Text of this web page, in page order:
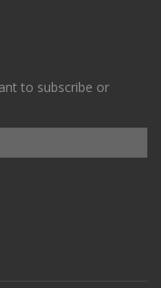
to subscribe or